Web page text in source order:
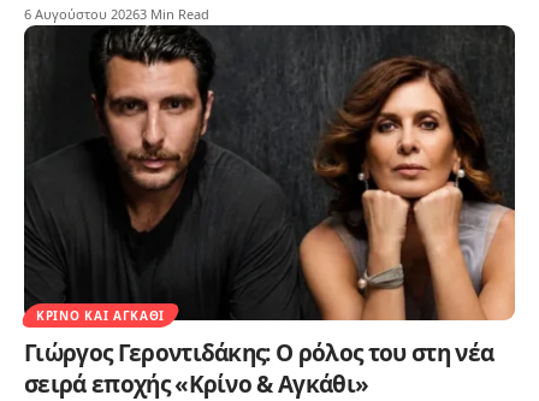
6 Αυγούστου 20263 Min Read
ΚΡΊΝΟ ΚΑΙ ΑΓΚΆΘΙ
Γιώργος Γεροντιδάκης: Ο ρόλος του στη νέα
σειρά εποχής «Κρίνο & Αγκάθι»